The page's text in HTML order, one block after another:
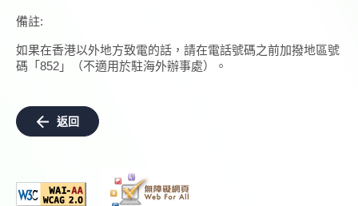
備註:
如果在香港以外地方致電的話，請在電話號碼之前加撥地區號
碼「852」（不適用於駐海外辦事處）。
返回